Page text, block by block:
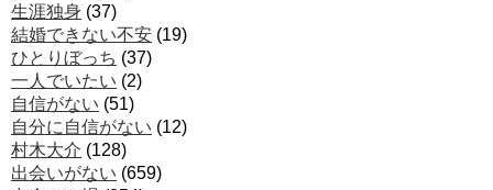
生涯独身 (37)
結婚できない不安 (19)
ひとりぼっち (37)
一人でいたい (2)
自信がない (51)
自分に自信がない (12)
村木大介 (128)
出会いがない (659)